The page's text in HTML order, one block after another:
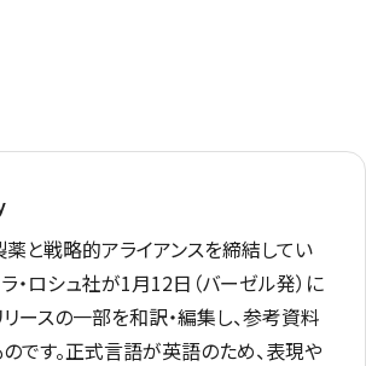
と戦略的アライアンスを締結してい
ラ・ロシュ社が1月12日（バーゼル発）に
ースの一部を和訳・編集し、参考資料
です。正式言語が英語のため、表現や